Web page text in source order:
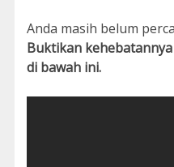
Anda masih belum
Buktikan
di bawah ini.